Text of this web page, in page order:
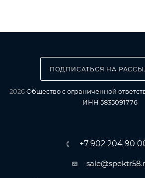
ПОДПИСАТЬСЯ НА
2026Общество с ограниченной
ИНН 5835091776
+7 902 204 90